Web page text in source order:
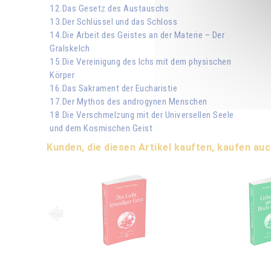
12.Das Gesetz des Austauschs
13.Der Schlüssel und das Schloss
14.Die Arbeit des Geistes an der Materie – Der
Gralskelch
15.Die Vereinigung des Ichs mit dem physischen
Körper
16.Das Sakrament der Eucharistie
17.Der Mythos des androgynen Menschen
18.Die Verschmelzung mit der Universellen Seele
und dem Kosmischen Geist
Kunden, die diesen Artikel kauften, kaufen